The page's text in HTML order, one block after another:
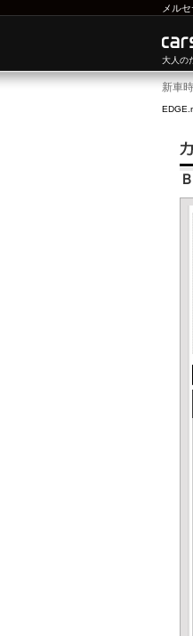
メル
大人の
新車